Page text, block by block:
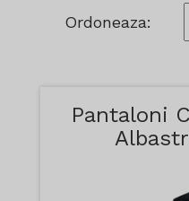
Ordoneaza:
Pantaloni